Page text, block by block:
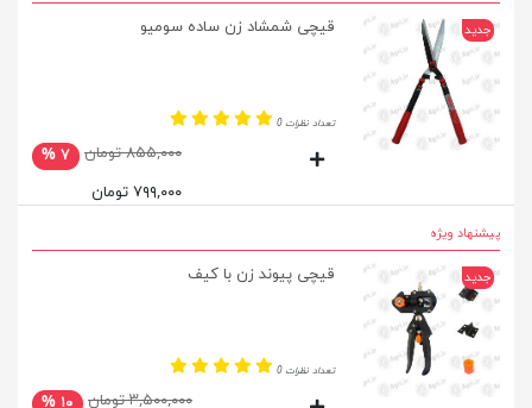
جدید قیچی شمشاد زن ساده سومیو
تعداد نظرات 0
۸۵۵,۰۰۰ تومان
۷ %
۷۹۹,۰۰۰ تومان
پیشنهاد ویژه
جدید قیچی پیوند زن با کیف
تعداد نظرات 0
۳,۵۰۰,۰۰۰ تومان
۱۰ %